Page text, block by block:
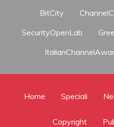
BitCity
SecurityOpenLab
Home Speciali
Copyright